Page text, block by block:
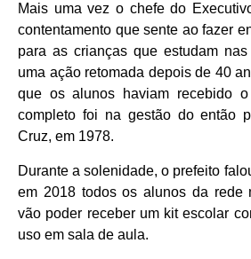
Mais uma vez o chefe do
contentamento que sente ao fazer
para as crianças que estudam
uma ação retomada depois de 40
que os alunos haviam recebido o
completo foi na gestão do então
Cruz, em 1978.
Durante a solenidade, o prefeito
em 2018 todos os alunos da rede
vão poder receber um kit escolar
uso em sala de aula.